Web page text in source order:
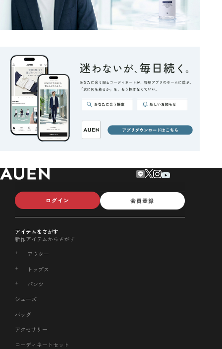
ログイン 会員登録
アイテムをさがす
新作アイテムからさがす
アウター
トップス
パンツ
シューズ
バッグ
アクセサリー
コーディネートセット